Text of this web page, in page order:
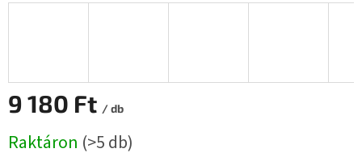
9 180 Ft / db
Raktáron (>5 db)